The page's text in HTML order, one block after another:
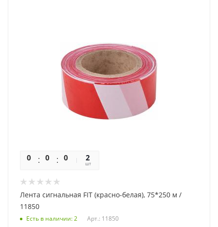
0 0 0 02
шт
Лента сигнальная FIT (красно-белая), 75*250 м /
11850
Есть в наличии: 2 Арт.: 11850